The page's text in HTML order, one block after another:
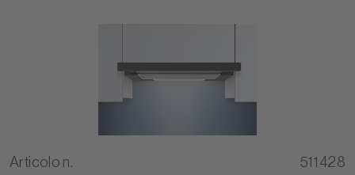
Articolo n. 511428